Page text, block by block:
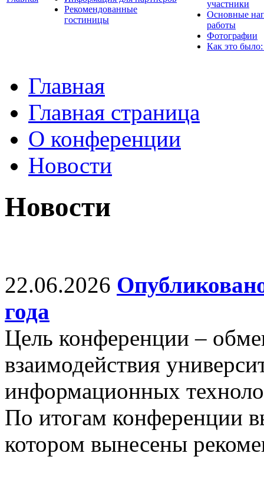
Рекомендованные
гостиницы
участники
Основные
работы
Фотографии
Как это
Главная
Главная страница
О конференции
Новости
Новости
22.06.2026
года
Цель конференции –
взаимодействия
информационных
По итогам конференции
котором вынесены